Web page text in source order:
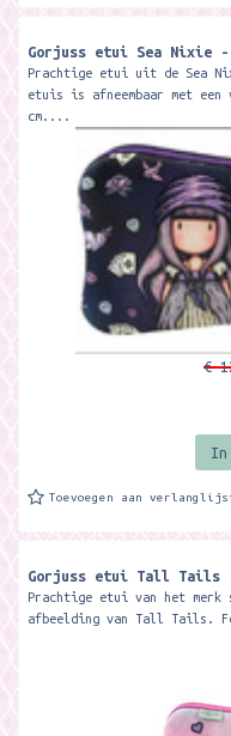
Gorjuss etui Sea Nixie -
Prachtige etui uit de Sea
etuis is afneembaar met
cm....
€
In
Toevoegen aan
Gorjuss etui Tall Tails -
Prachtige etui van het merk
afbeelding van Tall Tails.